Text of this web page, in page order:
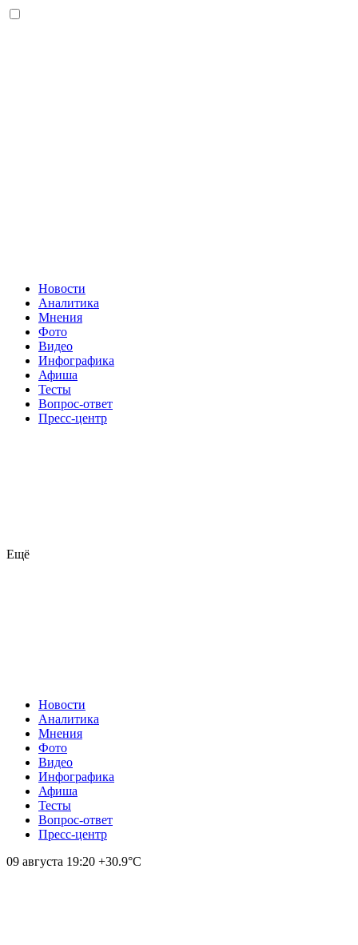
Новости
Аналитика
Мнения
Фото
Видео
Инфографика
Афиша
Тесты
Вопрос-ответ
Пресс-центр
Ещё
Новости
Аналитика
Мнения
Фото
Видео
Инфографика
Афиша
Тесты
Вопрос-ответ
Пресс-центр
09 августа 19:20 +30.9°С